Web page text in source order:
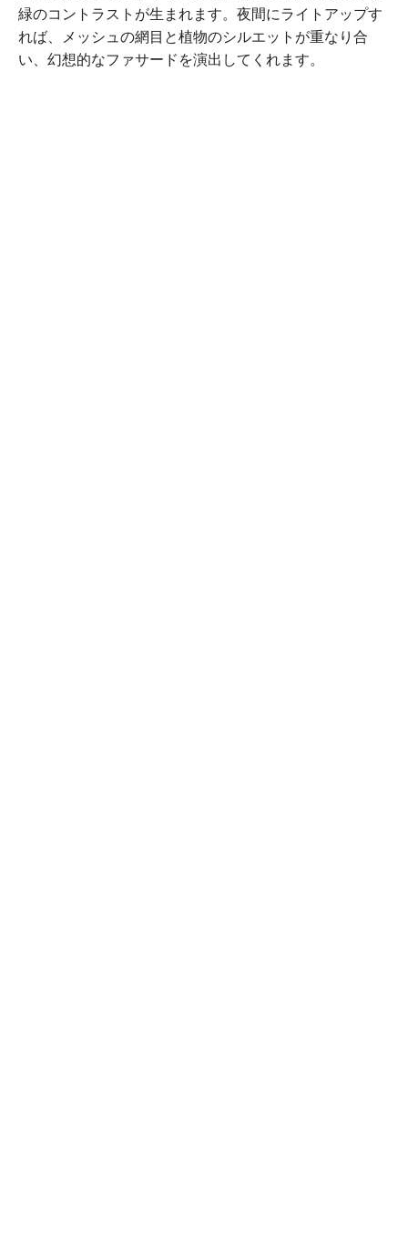
緑のコントラストが生まれます。夜間にライトアップす
れば、メッシュの網目と植物のシルエットが重なり合
い、幻想的なファサードを演出してくれます。